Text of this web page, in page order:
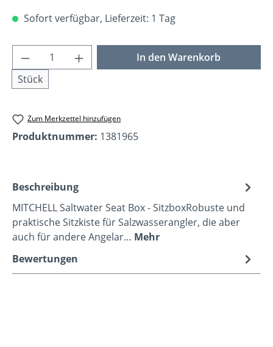
Sofort verfügbar, Lieferzeit: 1 Tag
Produkt Anzahl: Gib den gewünschten
Stück
In den Warenkorb
Zum Merkzettel hinzufügen
Produktnummer: 1381965
Beschreibung
MITCHELL Saltwater Seat Box - SitzboxRobuste und
praktische Sitzkiste für Salzwasserangler, die aber
auch für andere Angelar… Mehr
Bewertungen